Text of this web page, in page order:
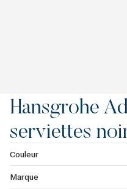
Hansgrohe
serviettes
Couleur
Marque